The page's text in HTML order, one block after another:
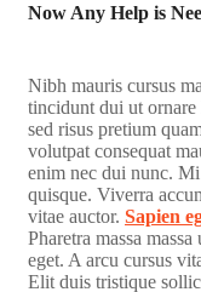
Now Any Help is
Nibh mauris cursus
tincidunt dui ut ornare
sed risus pretium
volutpat consequat
enim nec dui nunc.
quisque. Viverra
vitae auctor. Sapien
Pharetra massa
eget. A arcu cursus
Elit duis tristique